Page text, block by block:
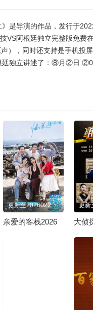
》是导演的作品，发行于
VS阿根廷独立完整版免费
），同时还支持是手机投屏
廷独立讲述了：⑧月②日
更新至20260220超前营业
亲爱的客栈2026 大侦